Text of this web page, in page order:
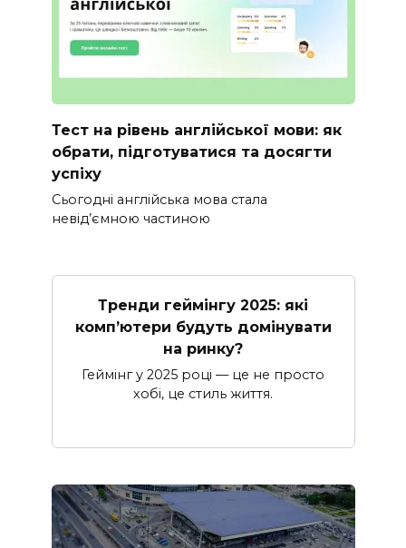
Тест на рівень англійської мови: як
обрати, підготуватися та досягти
успіху
Сьогодні англійська мова стала
невід’ємною частиною
Тренди геймінгу 2025: які
комп’ютери будуть домінувати
на ринку?
Геймінг у 2025 році — це не просто
хобі, це стиль життя.